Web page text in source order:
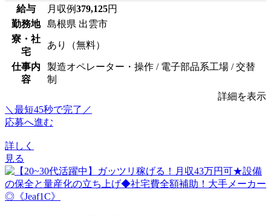
給与 月収例379,125円
勤務地
島根県 出雲市
寮・社
宅
あり（無料）
仕事内
容
製造オペレーター・操作 / 電子部品系工場 / 交替
制
詳細を表示
＼最短45秒で完了／
応募へ進む
詳しく
見る